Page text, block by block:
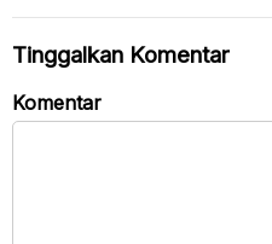
Tinggalkan Komentar
Komentar